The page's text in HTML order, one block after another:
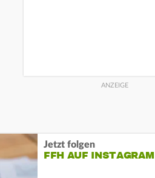
Jetzt folgen
FFH AUF INSTAGRAM